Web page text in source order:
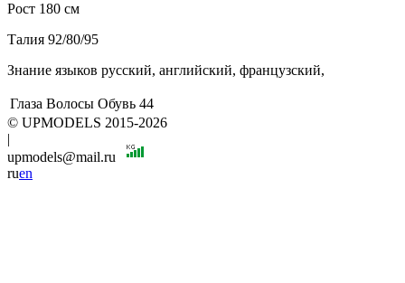
Рост 180 см
Талия 92/80/95
Знание языков русский, английский, французский,
Глаза Волосы Обувь 44
© UPMODELS 2015-2026
|
upmodels@mail.ru
ruen